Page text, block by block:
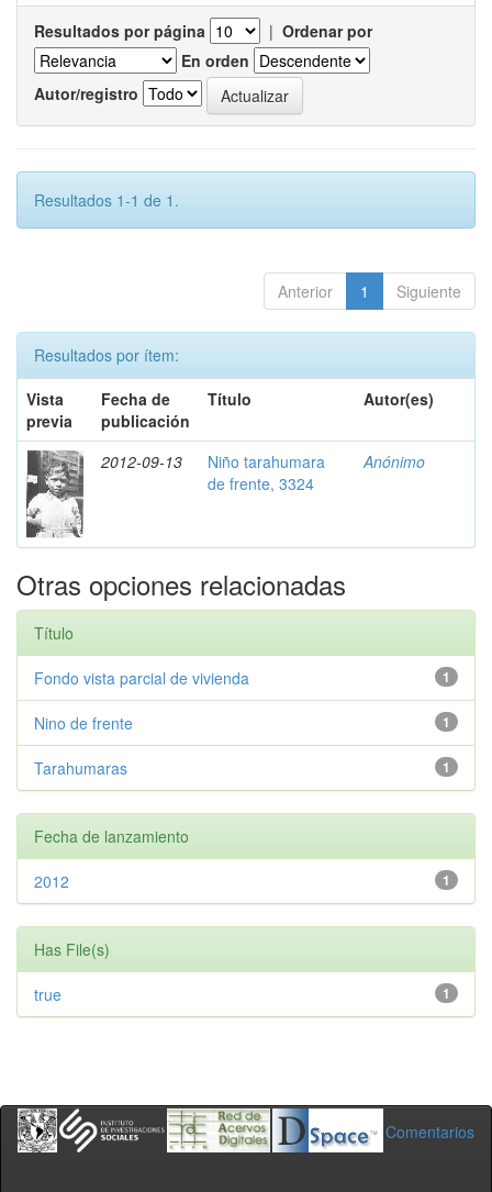
Resultados por página | Ordenar por
En orden
Autor/registro
Resultados 1-1 de 1.
Anterior 1 Siguiente
Resultados por ítem:
Vista
previa
Fecha de
publicación
Título Autor(es)
2012-09-13
Niño tarahumara
de frente, 3324
Anónimo
Otras opciones relacionadas
Título
1
Fondo vista parcial de vivienda
1
Nino de frente
1
Tarahumaras
Fecha de lanzamiento
1
2012
Has File(s)
1
true
Comentarios